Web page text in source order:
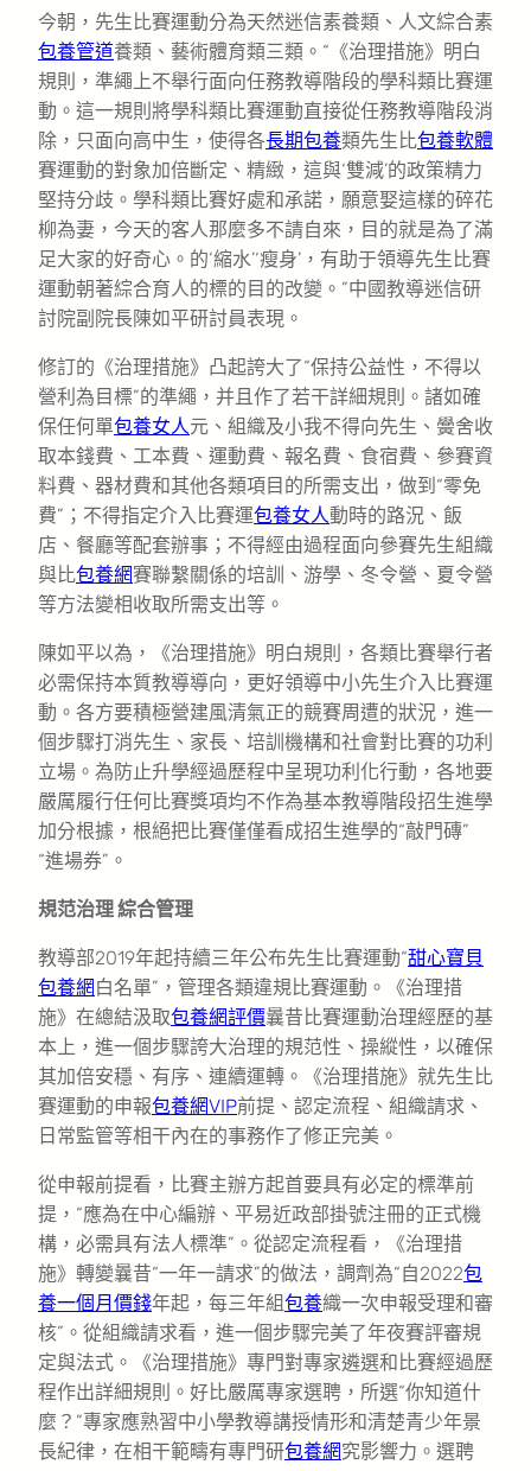
今朝，先生比賽運動分為天然迷信素養類、人文綜合素
包養管道養類、藝術體育類三類。“《治理措施》明白
規則，準繩上不舉行面向任務教導階段的學科類比賽運
動。這一規則將學科類比賽運動直接從任務教導階段消
除，只面向高中生，使得各長期包養類先生比包養軟體
賽運動的對象加倍斷定、精緻，這與‘雙減’的政策精力
堅持分歧。學科類比賽好處和承諾，願意娶這樣的碎花
柳為妻，今天的客人那麼多不請自來，目的就是為了滿
足大家的好奇心。的‘縮水’‘瘦身’，有助于領導先生比賽
運動朝著綜合育人的標的目的改變。”中國教導迷信研
討院副院長陳如平研討員表現。
修訂的《治理措施》凸起誇大了“保持公益性，不得以
營利為目標”的準繩，并且作了若干詳細規則。諸如確
保任何單包養女人元、組織及小我不得向先生、黌舍收
取本錢費、工本費、運動費、報名費、食宿費、參賽資
料費、器材費和其他各類項目的所需支出，做到“零免
費”；不得指定介入比賽運包養女人動時的路況、飯
店、餐廳等配套辦事；不得經由過程面向參賽先生組織
與比包養網賽聯繫關係的培訓、游學、冬令營、夏令營
等方法變相收取所需支出等。
陳如平以為，《治理措施》明白規則，各類比賽舉行者
必需保持本質教導導向，更好領導中小先生介入比賽運
動。各方要積極營建風清氣正的競賽周遭的狀況，進一
個步驟打消先生、家長、培訓機構和社會對比賽的功利
立場。為防止升學經過歷程中呈現功利化行動，各地要
嚴厲履行任何比賽獎項均不作為基本教導階段招生進學
加分根據，根絕把比賽僅僅看成招生進學的“敲門磚”
“進場券”。
規范治理 綜合管理
教導部2019年起持續三年公布先生比賽運動“甜心寶貝
包養網 白名單”，管理各類違規比賽運動。《治理措
施》在總結汲取包養網評價曩昔比賽運動治理經歷的基
本上，進一個步驟誇大治理的規范性、操縱性，以確保
其加倍安穩、有序、連續運轉。《治理措施》就先生比
賽運動的申報包養網VIP前提、認定流程、組織請求、
日常監管等相干內在的事務作了修正完美。
從申報前提看，比賽主辦方起首要具有必定的標準前
提，“應為在中心編辦、平易近政部掛號注冊的正式機
構，必需具有法人標準”。從認定流程看，《治理措
施》轉變曩昔“一年一請求”的做法，調劑為“自2022包
養一個月價錢年起，每三年組包養織一次申報受理和審
核”。從組織請求看，進一個步驟完美了年夜賽評審規
定與法式。《治理措施》專門對專家遴選和比賽經過歷
程作出詳細規則。好比嚴厲專家選聘，所選“你知道什
麼？”專家應熟習中小學教導講授情形和清楚青少年景
長紀律，在相干範疇有專門研包養網究影響力。選聘